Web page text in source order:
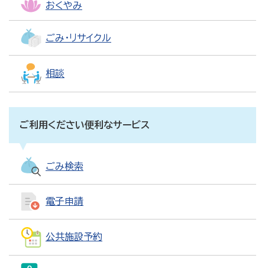
おくやみ
ごみ・リサイクル
相談
ご利用ください便利なサービス
ごみ検索
電子申請
公共施設予約